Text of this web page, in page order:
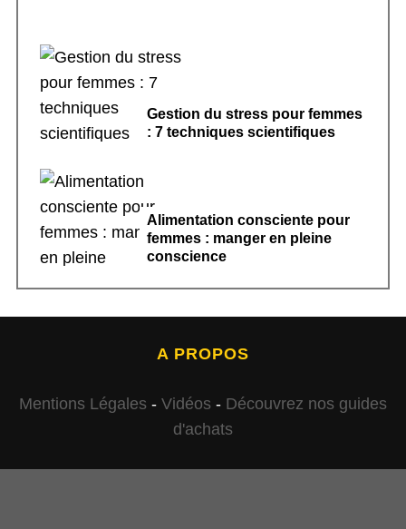
Gestion du stress pour femmes
: 7 techniques scientifiques
Alimentation consciente pour
femmes : manger en pleine
conscience
A PROPOS
Mentions Légales - Vidéos - Découvrez nos guides
d'achats